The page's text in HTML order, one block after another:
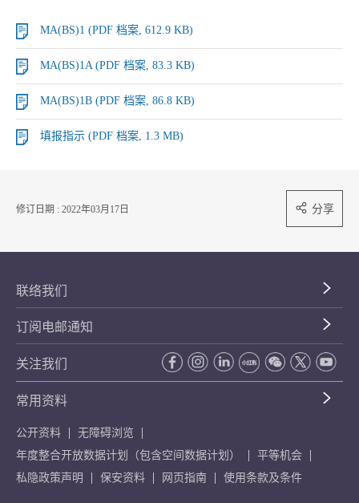
MA(BS)1 (PDF 档案, 612.9 KB)
MA(BS)1A (PDF 档案, 83.3 KB)
MA(BS)1B (PDF 档案, 86.8 KB)
填报指示 (PDF 档案, 1.3 MB)
修订日期 : 2022年03月17日 分享
联络我们
订阅电邮通知
关注我们
常用资料
公开资料
无障碍浏览
年度整合开放数据计划（包含空间数据计划）
平等机会
私隐政策声明
保安资料 网页指南 使用条款及条件